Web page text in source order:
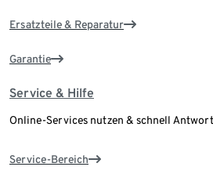
Ersatzteile & Reparatur
Garantie
Service & Hilfe
Online-Services nutzen & schnell
Service-Bereich